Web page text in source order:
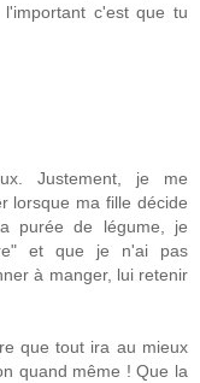
c'est que tu
Justement, je me
lorsque ma fille décide
purée de légume, je
et que je n'ai pas
à manger, lui retenir
que tout ira au mieux
quand même ! Que la